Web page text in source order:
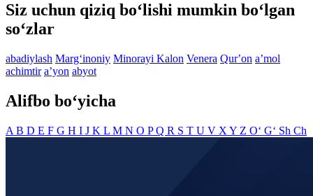
Siz uchun qiziq bo‘lishi mumkin bo‘lgan
so‘zlar
abadiylash Marg‘inoniy Minorayi Kalon Venera Qurʼon aʼmol
achimtir aʼyon abyot
Alifbo bo‘yicha
A B D E F G H I J K L M N O PQ R S T U V X Y Z O‘ G‘ Sh Ch